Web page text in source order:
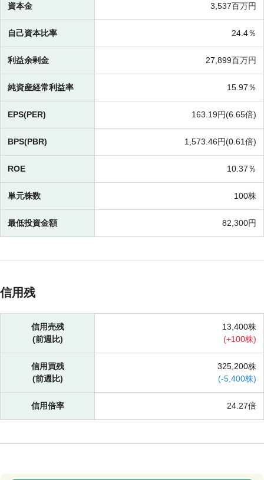
資本金 3,537百万円
自己資本比率 24.4％
利益余剰金 27,899百万円
純資産経常利益率 15.97％
EPS(PER) 163.19円(6.65倍)
BPS(PBR) 1,573.46円(0.61倍)
ROE 10.37％
単元株数 100株
最低投資金額 82,300円
信用残
信用売残
(前週比)
13,400株
(+100株)
信用買残
(前週比)
325,200株
(-5,400株)
信用倍率 24.27倍